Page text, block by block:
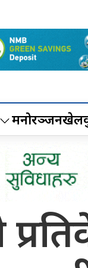
मनोरञ्जन